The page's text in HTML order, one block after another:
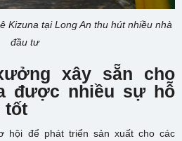
Kizuna tại Long An thu hút nhiều nhà
đầu tư
xây sẵn cho
được nhiều sự hỗ
tốt
hội để phát triển sản xuất cho các